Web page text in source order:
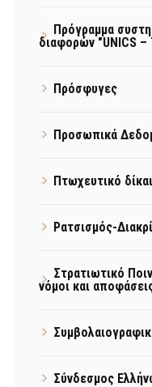
Πρόγραμμα
διαφορών "UNICS
Πρόσφυγες
Προσωπικά
Πτωχευτικό
Ρατσισμός-
Στρατιωτικό
νόμοι και
Σύνδεσμος